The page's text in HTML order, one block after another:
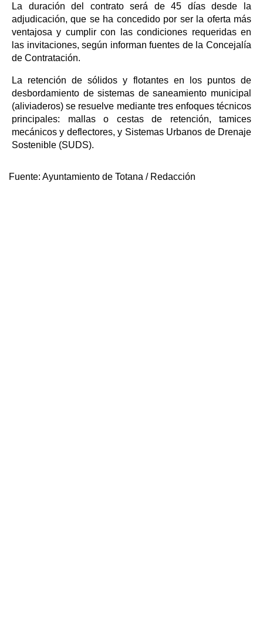
La duración del contrato será de 45 días desde la
adjudicación, que se ha concedido por ser la oferta más
ventajosa y cumplir con las condiciones requeridas en
las invitaciones, según informan fuentes de la Concejalía
de Contratación.
La retención de sólidos y flotantes en los puntos de
desbordamiento de sistemas de saneamiento municipal
(aliviaderos) se resuelve mediante tres enfoques técnicos
principales: mallas o cestas de retención, tamices
mecánicos y deflectores, y Sistemas Urbanos de Drenaje
Sostenible (SUDS).
Fuente: Ayuntamiento de Totana / Redacción